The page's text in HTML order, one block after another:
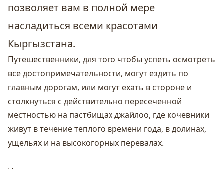
позволяет вам в полной мере
насладиться всеми красотами
Кыргызстана.
Путешественники, для того чтобы успеть осмотреть
все достопримечательности, могут ездить по
главным дорогам, или могут ехать в стороне и
столкнуться с действительно пересеченной
местностью на пастбищах джайлоо, где кочевники
живут в течение теплого времени года, в долинах,
ущельях и на высокогорных перевалах.